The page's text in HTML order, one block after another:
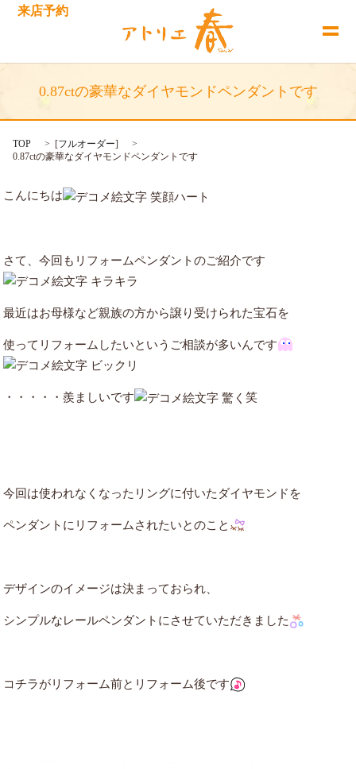
来店予約
0.87ctの豪華なダイヤモンドペンダントです
TOP [フルオーダー]
0.87ctの豪華なダイヤモンドペンダントです
こんにちは
さて、今回もリフォームペンダントのご紹介です
最近はお母様など親族の方から譲り受けられた宝石を
使ってリフォームしたいというご相談が多いんです
・・・・・羨ましいです 笑
今回は使われなくなったリングに付いたダイヤモンドを
ペンダントにリフォームされたいとのこと
デザインのイメージは決まっておられ、
シンプルなレールペンダントにさせていただきました
コチラがリフォーム前とリフォーム後です